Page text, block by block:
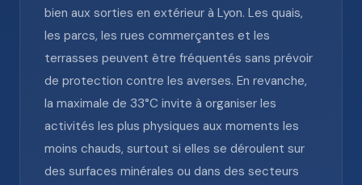
bien aux sorties en extérieur à Lyon. Les quais,
les parcs, les rues commerçantes et les
terrasses peuvent être fréquentés sans prévoir
de protection contre les averses. En revanche,
la maximale de 33°C invite à organiser les
activités les plus physiques aux moments les
moins chauds, surtout si elles se déroulent sur
des surfaces minérales ou dans des secteurs